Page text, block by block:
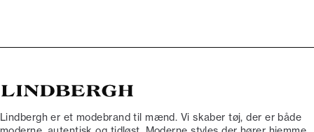
Lindbergh er et modebrand til mænd. Vi skaber tøj, der er både